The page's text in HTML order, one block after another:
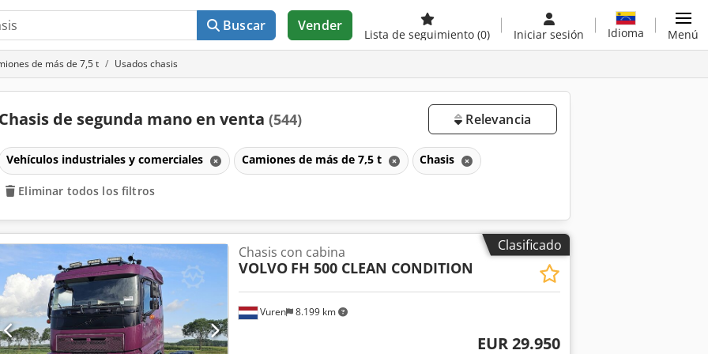
Buscar Vender
Lista de seguimiento (0) Iniciar sesión Idioma Menú
de más de 7,5 t Usados chasis
Chasis de segunda mano en venta (544) Relevancia
Vehículos industriales y comerciales Camiones de más de 7,5 t Chasis
Eliminar todos los filtros
Clasificado
Vuren 8.199 km
Chasis con cabina
VOLVO FH 500 CLEAN CONDITION
EUR 29.950